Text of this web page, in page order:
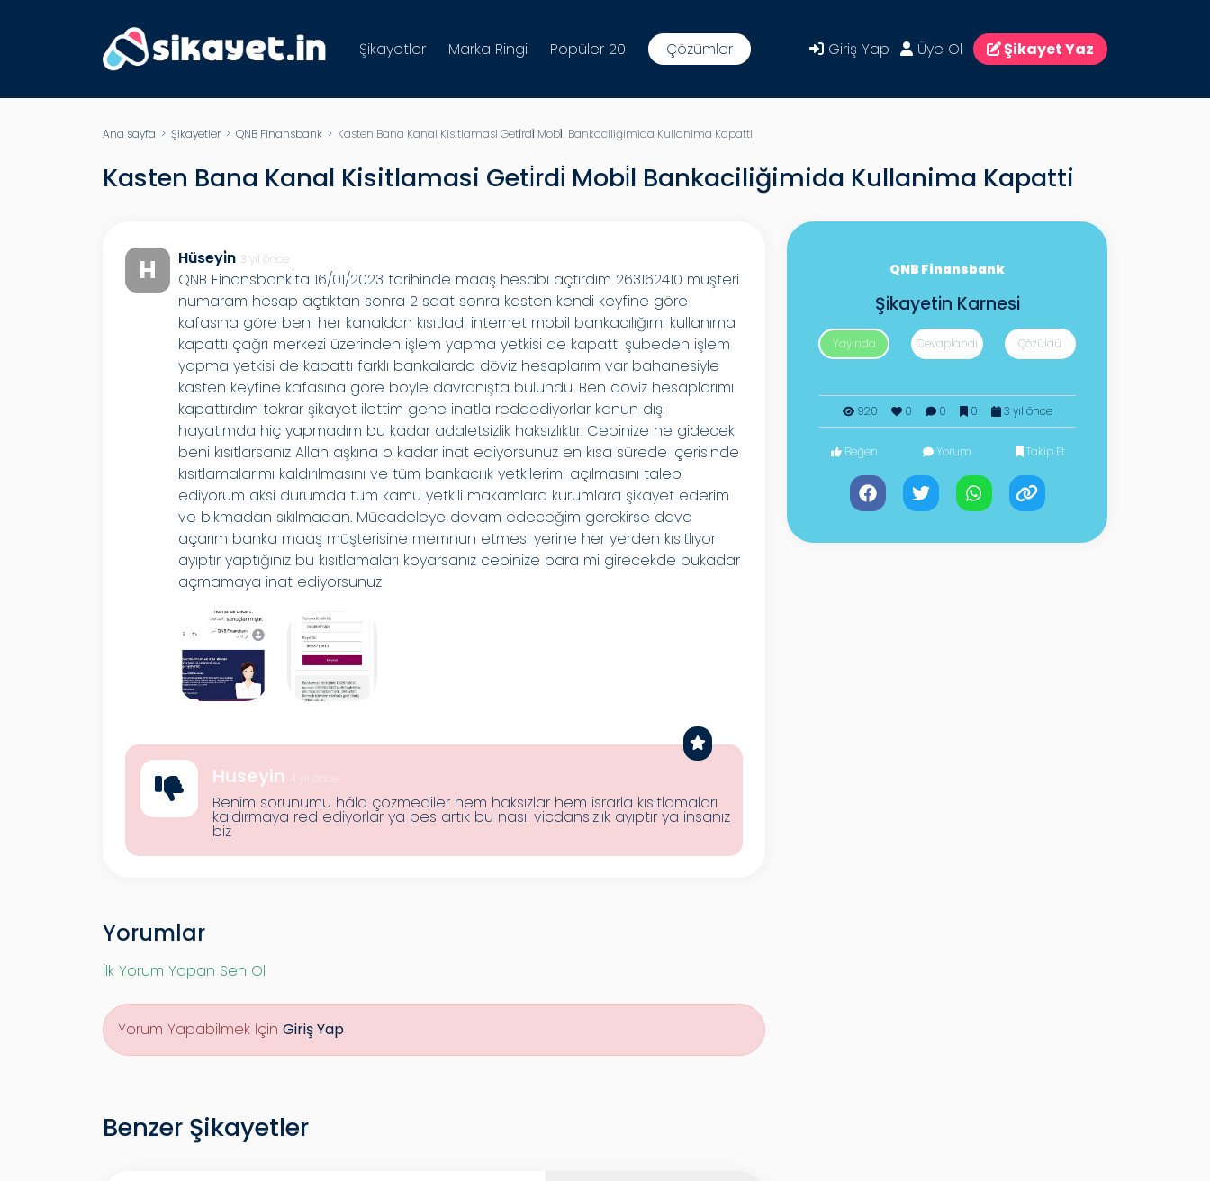
Şikayetler Marka Ringi Popüler 20 Çözümler Giriş Yap Üye Ol Şikayet Yaz
Ana sayfa > Şikayetler> QNB Finansbank > Kasten Bana Kanal Kisitlamasi Geti̇rdi̇ Mobi̇l Bankaciliğimida Kullanima Kapatti
Kasten Bana Kanal Kisitlamasi Geti̇rdi̇ Mobi̇l Bankaciliğimida Kullanima Kapatti
H Hüseyi̇n 3 yıl önce
QNB Finansbank'ta 16/01/2023 tarihinde maaş hesabı açtırdım 263162410 müşteri
numaram hesap açtıktan sonra 2 saat sonra kasten kendi keyfine göre
kafasına göre beni her kanaldan kısıtladı internet mobil bankacılığımı kullanıma
kapattı çağrı merkezi üzerinden işlem yapma yetkisi de kapattı şubeden işlem
yapma yetkisi de kapattı farklı bankalarda döviz hesaplarım var bahanesiyle
kasten keyfine kafasına göre böyle davranışta bulundu. Ben döviz hesaplarımı
kapattırdım tekrar şikayet ilettim gene inatla reddediyorlar kanun dışı
hayatımda hiç yapmadım bu kadar adaletsizlik haksızlıktır. Cebinize ne gidecek
beni kısıtlarsanız Allah aşkına o kadar inat ediyorsunuz en kısa sürede içerisinde
kısıtlamalarımı kaldırılmasını ve tüm bankacılık yetkilerimi açılmasını talep
ediyorum aksi durumda tüm kamu yetkili makamlara kurumlara şikayet ederim
ve bıkmadan sıkılmadan. Mücadeleye devam edeceğim gerekirse dava
açarım banka maaş müşterisine memnun etmesi yerine her yerden kısıtlıyor
ayıptır yaptığınız bu kısıtlamaları koyarsanız cebinize para mi girecekde bukadar
açmamaya inat ediyorsunuz
Huseyin 4 yıl önce
Benim sorunumu hâla çözmediler hem haksızlar hem israrla kısıtlamaları
kaldırmaya red ediyorlar ya pes artık bu nasıl vicdansızlık ayıptır ya insanız
biz
QNB Finansbank
Şikayetin Karnesi
Yayında Cevaplandı Çözüldü
920 0 0 0 3 yıl önce
Beğen Yorum Takip Et
Yorumlar
İlk Yorum Yapan Sen Ol
Yorum Yapabilmek İçin Giriş Yap
Benzer Şikayetler